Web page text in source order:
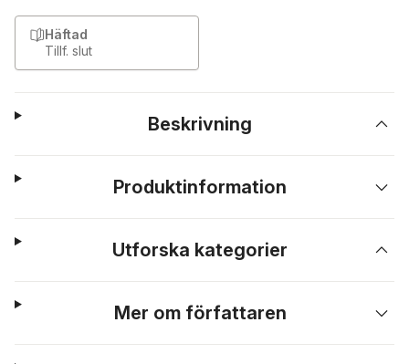
Häftad
Tillf. slut
Beskrivning
Produktinformation
Utforska kategorier
Mer om författaren